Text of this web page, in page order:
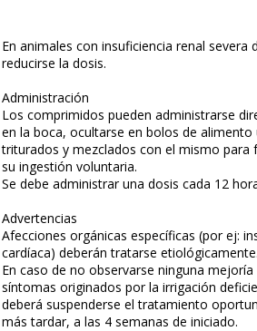
En animales con insuficiencia renal severa
reducirse la dosis.
Administración
Los comprimidos pueden administrarse
en la boca, ocultarse en bolos de alimento
triturados y mezclados con el mismo para
su ingestión voluntaria.
Se debe administrar una dosis cada 12
Advertencias
Afecciones orgánicas específicas (por ej:
cardíaca) deberán tratarse etiológicamente.
En caso de no observarse ninguna mejoría
síntomas originados por la irrigación
deberá suspenderse el tratamiento
más tardar, a las 4 semanas de iniciado.